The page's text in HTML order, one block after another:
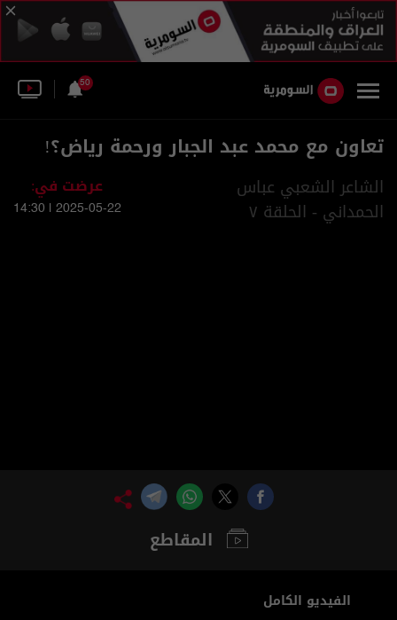
50
تعاون مع محمد عبد الجبار ورحمة رياض؟!
الشاعر الشعبي عباس
الحمداني - الحلقة ٧
عرضت في:
2025-05-22 | 14:30
المقاطع
الفيديو الكامل